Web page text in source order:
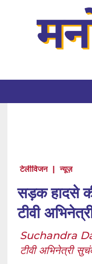
टेलीविजन | न्यूज़
सड़क हादसे
टीवी
Suchandra
टीवी अभिनेत्री